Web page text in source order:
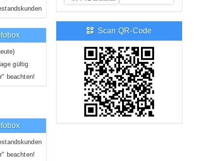
gültig
beachten!
beachten!
Scan QR-Code